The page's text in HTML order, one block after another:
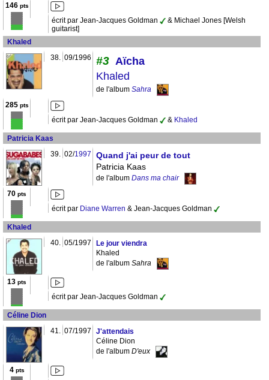
146pts
écrit par Jean-Jacques Goldman
& Michael Jones [Welsh
guitarist]
Khaled
38. 09/1996 #3 Aïcha
Khaled
de l'album Sahra
285pts
écrit par Jean-Jacques Goldman & Khaled
Patricia Kaas
39. 02/1997
Quand j'ai peur de tout
Patricia Kaas
de l'album Dans ma chair
70 pts
écrit par Diane Warren & Jean-Jacques Goldman
Khaled
40. 05/1997
Le jour viendra
Khaled
de l'album Sahra
13 pts
écrit par Jean-Jacques Goldman
Céline Dion
41. 07/1997
J'attendais
Céline Dion
de l'album D'eux
4pts